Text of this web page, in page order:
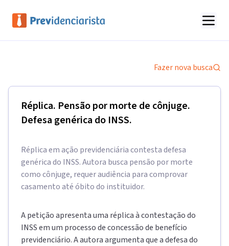
Fazer nova busca
Réplica. Pensão por morte de cônjuge.
Defesa genérica do INSS.
Réplica em ação previdenciária contesta defesa
genérica do INSS. Autora busca pensão por morte
como cônjuge, requer audiência para comprovar
casamento até óbito do instituidor.
A petição apresenta uma réplica à contestação do
INSS em um processo de concessão de benefício
previdenciário. A autora argumenta que a defesa do